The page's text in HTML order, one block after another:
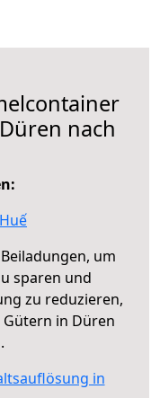
nach
um
sparen und
zu reduzieren,
in Düren
in